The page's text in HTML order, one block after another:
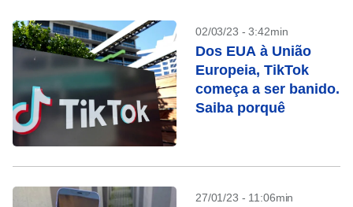
02/03/23 - 3:42min
Dos EUA à União
Europeia, TikTok
começa a ser banido.
Saiba porquê
27/01/23 - 11:06min